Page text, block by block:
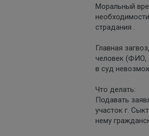
Моральный
страдания .
Главная
человек (ФИО,
в суд
Что делать:
Подавать
участок г.
нему